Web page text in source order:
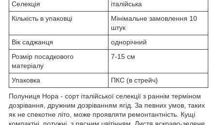
Селекція
італійська
Кількість в упаковці
Мінімальне замовлення 10
штук
Вік саджанця
однорічний
Розмір посадкового
матеріалу
7-15 см
Упаковка ПКС (в стрейч)
Полуниця Нора - сорт італійської селекції з раннім терміном
дозрівання, дружним дозріванням ягід. За певних умов, таких
як не спекотне літо, може проявляти ремонтантність. Кущі
компактні, потужні, з рясним цвітінням. Листя яскраво-зелене,